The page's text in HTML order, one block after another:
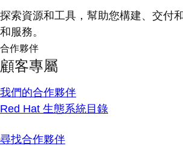
探索資源和工具，幫助您構建、交付
和服務。
合作夥伴
顧客專屬
我們的合作夥伴
Red Hat 生態系統目錄
尋找合作夥伴